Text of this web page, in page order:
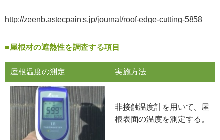
http://zeenb.astecpaints.jp/journal/roof-edge-cutting-5858
■屋根材の遮熱性を調査する項目
屋根温度の測定 実施方法
非接触温度計を用いて、屋
根表面の温度を測定する。